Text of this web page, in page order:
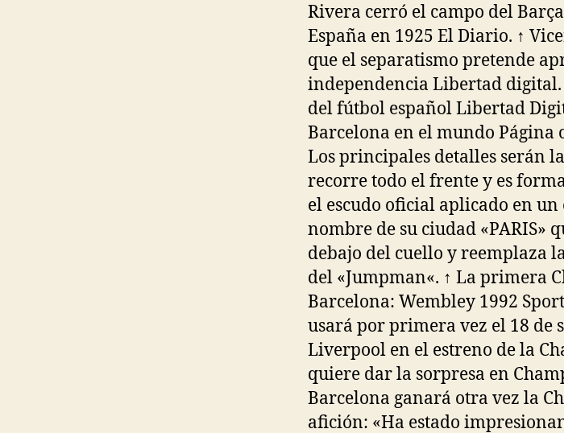
Rivera cerró el campo del
España en 1925 El Diario. ↑
que el separatismo pretende
independencia Libertad digital.
del fútbol español Libertad
Barcelona en el mundo Página
Los principales detalles serán
recorre todo el frente y es
el escudo oficial aplicado en
nombre de su ciudad «PARIS»
debajo del cuello y reemplaza
del «Jumpman«. ↑ La primera
Barcelona: Wembley 1992
usará por primera vez el 18 de
Liverpool en el estreno de la
quiere dar la sorpresa en
Barcelona ganará otra vez la
afición: «Ha estado